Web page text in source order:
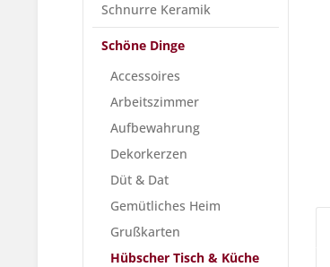
Schnurre Keramik
Schöne Dinge
Accessoires
Arbeitszimmer
Aufbewahrung
Dekorkerzen
Düt & Dat
Gemütliches Heim
Grußkarten
Hübscher Tisch & Küche